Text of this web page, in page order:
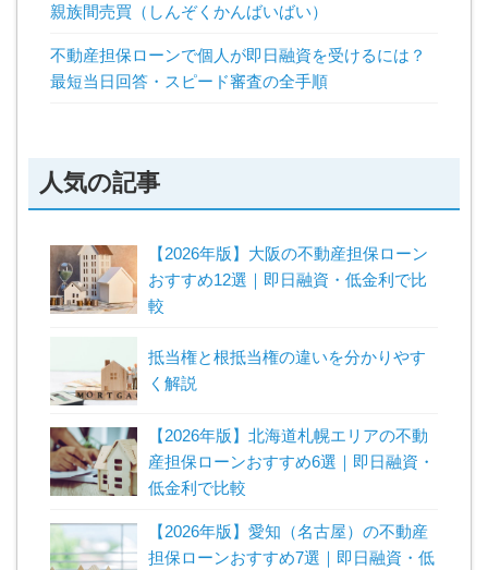
親族間売買（しんぞくかんばいばい）
不動産担保ローンで個人が即日融資を受けるには？
最短当日回答・スピード審査の全手順
人気の記事
【2026年版】大阪の不動産担保ローン
おすすめ12選｜即日融資・低金利で比
較
抵当権と根抵当権の違いを分かりやす
く解説
【2026年版】北海道札幌エリアの不動
産担保ローンおすすめ6選｜即日融資・
低金利で比較
【2026年版】愛知（名古屋）の不動産
担保ローンおすすめ7選｜即日融資・低